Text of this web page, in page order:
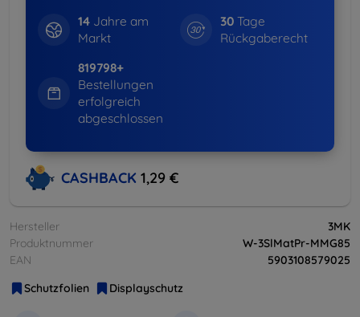
14Jahre am
Markt
30 Tage
Rückgaberecht
819798+
Bestellungen
erfolgreich
abgeschlossen
CASHBACK 1,29 €
Hersteller
3MK
Produktnummer
W-3SlMatPr-MMG85
EAN
5903108579025
Schutzfolien
Displayschutz